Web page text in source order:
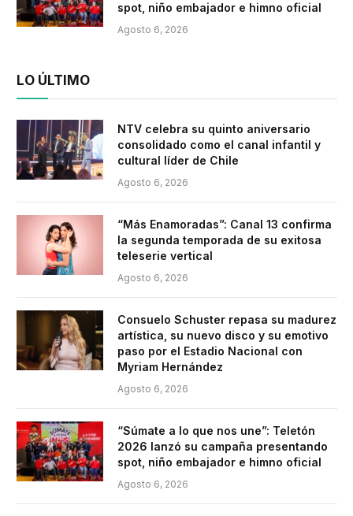
spot, niño embajador e himno oficial
Agosto 6, 2026
LO ÚLTIMO
NTV celebra su quinto aniversario
consolidado como el canal infantil y
cultural líder de Chile
Agosto 6, 2026
“Más Enamoradas”: Canal 13 confirma
la segunda temporada de su exitosa
teleserie vertical
Agosto 6, 2026
Consuelo Schuster repasa su madurez
artística, su nuevo disco y su emotivo
paso por el Estadio Nacional con
Myriam Hernández
Agosto 6, 2026
“Súmate a lo que nos une”: Teletón
2026 lanzó su campaña presentando
spot, niño embajador e himno oficial
Agosto 6, 2026